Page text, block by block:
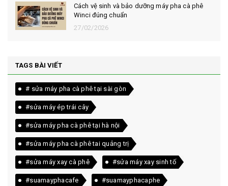
Cách vệ sinh và bảo dưỡng máy pha cà phê
Winci đúng chuẩn
27/02/2026
TAGS BÀI VIẾT
# sửa máy pha cà phê tại sài gòn
#sửa máy ép trái cây
#sửa máy pha cà phê tại hà nội
#sửa máy pha cà phê tai quảng trị
#sửa máy xay cà phê #sửa máy xay sinh tố
#suamayphacafe #suamayphacaphe